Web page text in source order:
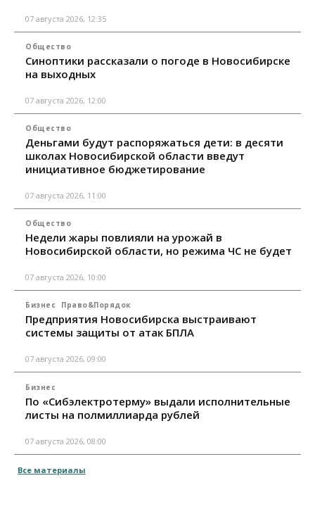
07 августа 2026, 12:35
Общество
Синоптики рассказали о погоде в Новосибирске
на выходных
07 августа 2026, 12:00
Общество
Деньгами будут распоряжаться дети: в десяти
школах Новосибирской области введут
инициативное бюджетирование
07 августа 2026, 11:00
Общество
Недели жары повлияли на урожай в
Новосибирской области, но режима ЧС не будет
07 августа 2026, 10:00
Бизнес Право&Порядок
Предприятия Новосибирска выстраивают
системы защиты от атак БПЛА
07 августа 2026, 09:00
Бизнес
По «Сибэлектротерму» выдали исполнительные
листы на полмиллиарда рублей
07 августа 2026, 08:00
Все материалы